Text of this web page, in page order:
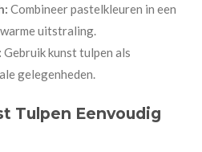
Combineer pastelkleuren in een
uitstraling.
Gebruik kunst tulpen als
gelegenheden.
Tulpen Eenvoudig